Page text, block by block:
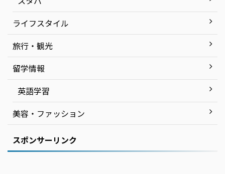
ライフスタイル
旅行・観光
留学情報
英語学習
美容・ファッション
スポンサーリンク